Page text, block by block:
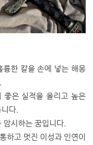
륭한 칼을 손에 넣는 해몽
좋은 실적을 올리고 높은
다.
암시하는 꿈입니다.
하고 멋진 이성과 인연이